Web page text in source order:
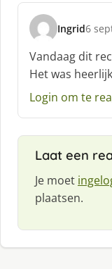
Ingrid
s
c
h
r
e
:
6
Vandaag dit
Het was
Login om te
Laat een
Je moet
plaatsen.